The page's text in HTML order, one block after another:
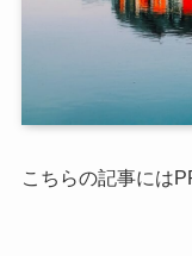
こちらの記事には